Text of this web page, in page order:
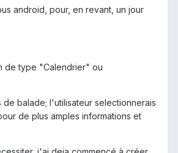
android, pour, en revant, un jour
de type "Calendrier" ou
balade; l'utilisateur selectionnerais
de plus amples informations et